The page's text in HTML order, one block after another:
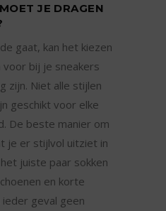
JE DRAGEN
gaat, kan het kiezen
bij je sneakers
zijn. Niet alle stijlen
geschikt voor elke
De beste manier om
je er stijlvol uitziet in
juiste paar sokken
en korte
geval geen